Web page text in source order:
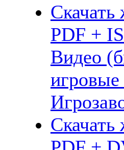
PDF +
Видео